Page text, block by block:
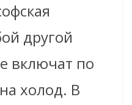
другой
включат по
холод. В